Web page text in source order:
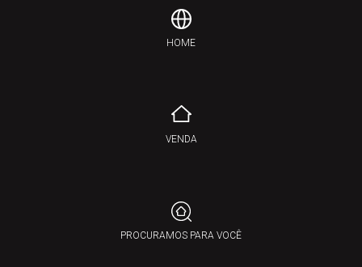
HOME
VENDA
PROCURAMOS PARA VOCÊ